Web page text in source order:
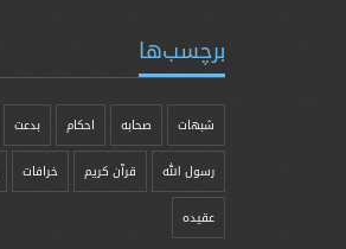
برچسب‌ها
شبهات صحابه احکام بدعت
رسول الله قرآن کریم خرافات
عقیده